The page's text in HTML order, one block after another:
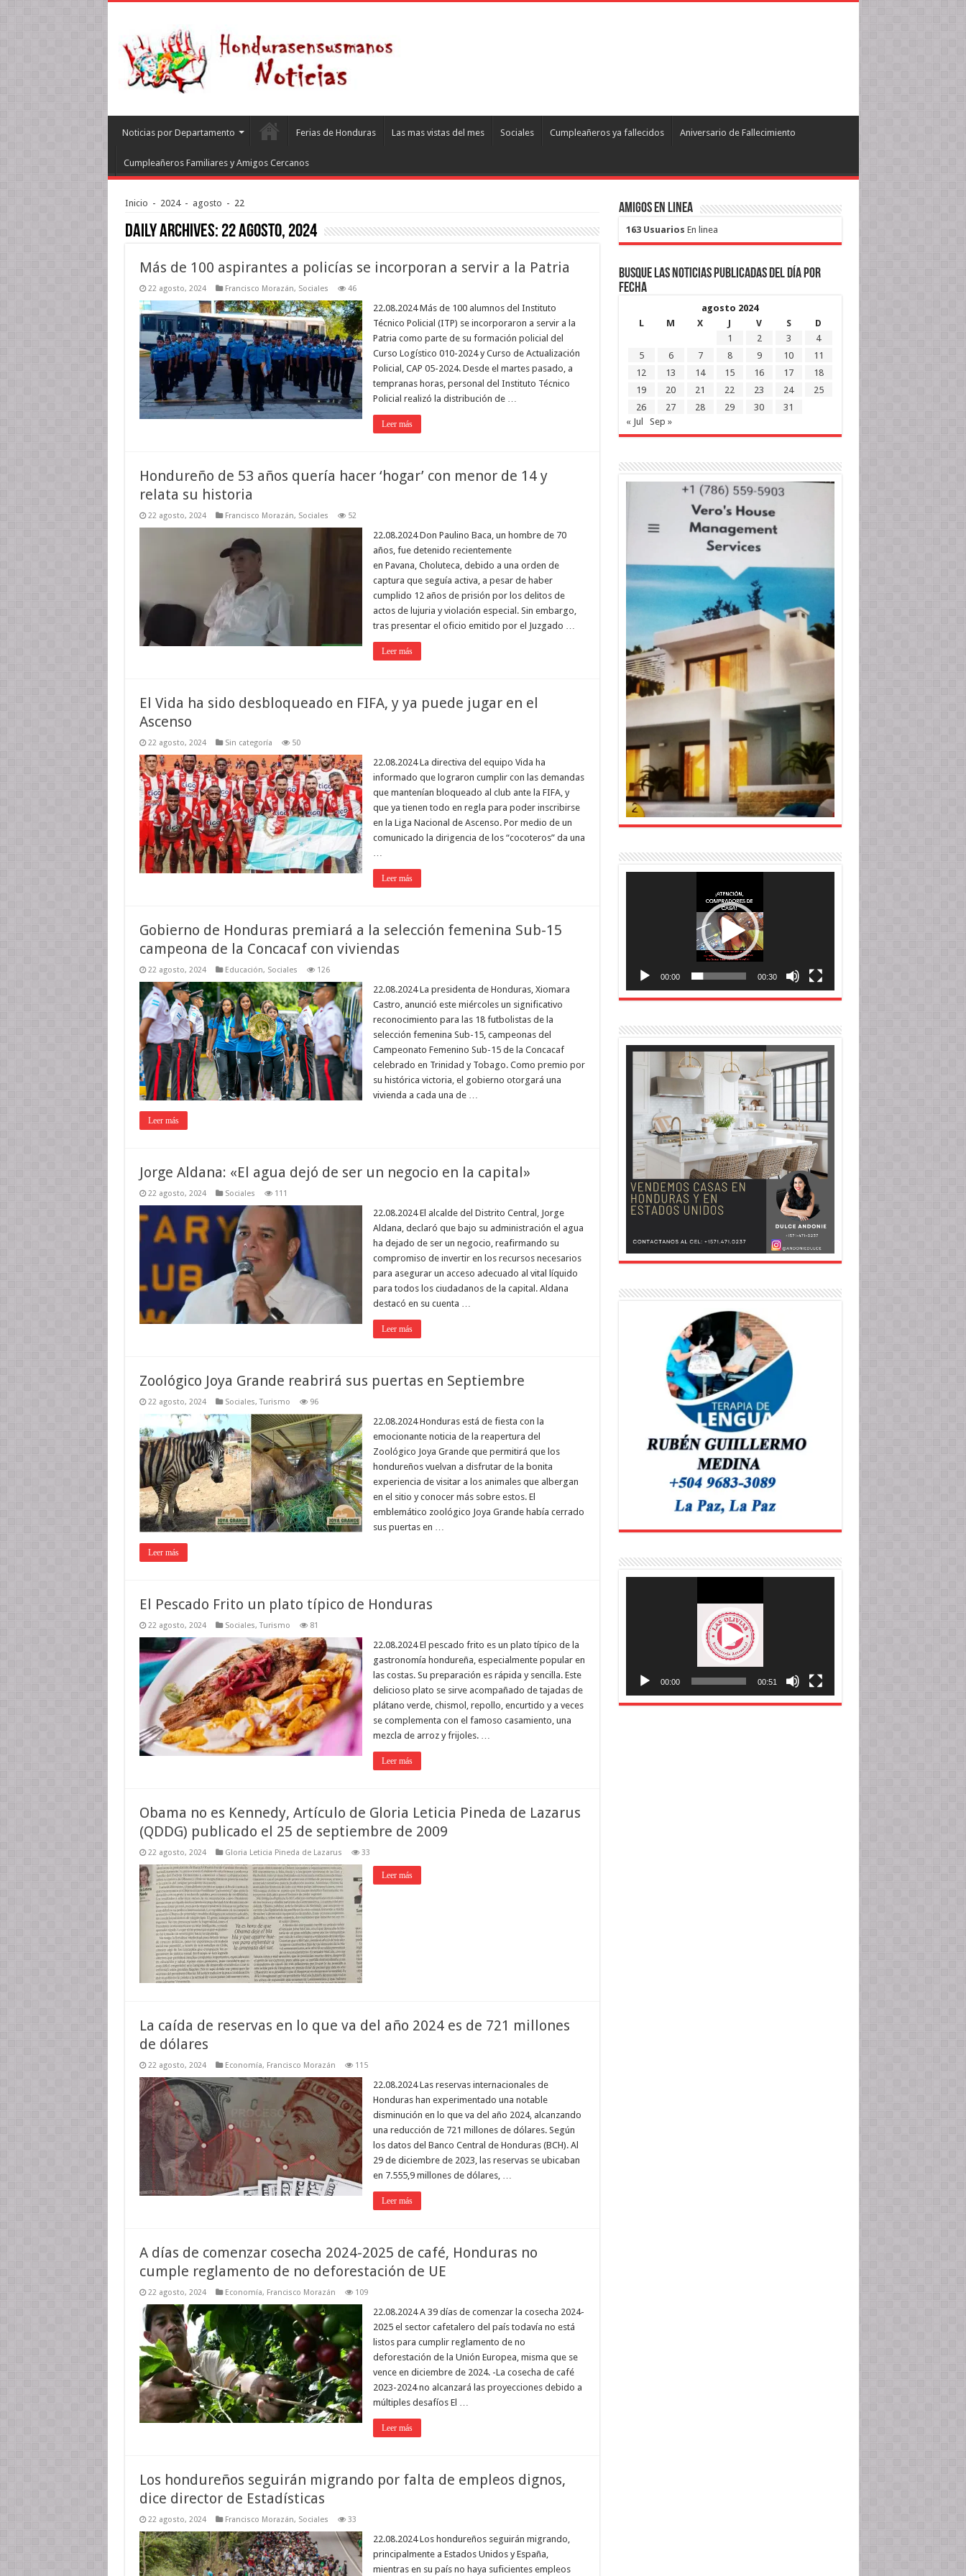
Noticias por Departamento Ferias de Honduras Las mas vistas del mes Sociales Cumpleañeros ya fallecidos Aniversario de Fallecimiento
Cumpleañeros Familiares y Amigos Cercanos
Inicio - 2024 - agosto - 22
Daily Archives: 22 agosto, 2024
Más de 100 aspirantes a policías se incorporan a servir a la Patria
22 agosto, 2024 Francisco Morazán, Sociales 46
22.08.2024 Más de 100 alumnos del Instituto
Técnico Policial (ITP) se incorporaron a servir a la
Patria como parte de su formación policial del
Curso Logístico 010-2024 y Curso de Actualización
Policial, CAP 05-2024. Desde el martes pasado, a
tempranas horas, personal del Instituto Técnico
Policial realizó la distribución de …
Leer más
Hondureño de 53 años quería hacer ‘hogar’ con menor de 14 y
relata su historia
22 agosto, 2024 Francisco Morazán, Sociales 52
22.08.2024 Don Paulino Baca, un hombre de 70
años, fue detenido recientemente
en Pavana, Choluteca, debido a una orden de
captura que seguía activa, a pesar de haber
cumplido 12 años de prisión por los delitos de
actos de lujuria y violación especial. Sin embargo,
tras presentar el oficio emitido por el Juzgado …
Leer más
El Vida ha sido desbloqueado en FIFA, y ya puede jugar en el
Ascenso
22 agosto, 2024 Sin categoría 50
22.08.2024 La directiva del equipo Vida ha
informado que lograron cumplir con las demandas
que mantenían bloqueado al club ante la FIFA, y
que ya tienen todo en regla para poder inscribirse
en la Liga Nacional de Ascenso. Por medio de un
comunicado la dirigencia de los “cocoteros” da una
…
Leer más
Gobierno de Honduras premiará a la selección femenina Sub-15
campeona de la Concacaf con viviendas
22 agosto, 2024 Educación, Sociales 126
22.08.2024 La presidenta de Honduras, Xiomara
Castro, anunció este miércoles un significativo
reconocimiento para las 18 futbolistas de la
selección femenina Sub-15, campeonas del
Campeonato Femenino Sub-15 de la Concacaf
celebrado en Trinidad y Tobago. Como premio por
su histórica victoria, el gobierno otorgará una
vivienda a cada una de …
Leer más
Jorge Aldana: «El agua dejó de ser un negocio en la capital»
22 agosto, 2024 Sociales 111
22.08.2024 El alcalde del Distrito Central, Jorge
Aldana, declaró que bajo su administración el agua
ha dejado de ser un negocio, reafirmando su
compromiso de invertir en los recursos necesarios
para asegurar un acceso adecuado al vital líquido
para todos los ciudadanos de la capital. Aldana
destacó en su cuenta …
Leer más
Zoológico Joya Grande reabrirá sus puertas en Septiembre
22 agosto, 2024 Sociales,Turismo 96
22.08.2024 Honduras está de fiesta con la
emocionante noticia de la reapertura del
Zoológico Joya Grande que permitirá que los
hondureños vuelvan a disfrutar de la bonita
experiencia de visitar a los animales que albergan
en el sitio y conocer más sobre estos. El
emblemático zoológico Joya Grande había cerrado
sus puertas en …
Leer más
El Pescado Frito un plato típico de Honduras
22 agosto, 2024 Sociales,Turismo 81
22.08.2024 El pescado frito es un plato típico de la
gastronomía hondureña, especialmente popular en
las costas. Su preparación es rápida y sencilla. Este
delicioso plato se sirve acompañado de tajadas de
plátano verde, chismol, repollo, encurtido y a veces
se complementa con el famoso casamiento, una
mezcla de arroz y frijoles. …
Leer más
Obama no es Kennedy, Artículo de Gloria Leticia Pineda de Lazarus
(QDDG) publicado el 25 de septiembre de 2009
22 agosto, 2024 Gloria Leticia Pineda de Lazarus 33
Leer más
La caída de reservas en lo que va del año 2024 es de 721 millones
de dólares
22 agosto, 2024 Economía, Francisco Morazán 115
22.08.2024 Las reservas internacionales de
Honduras han experimentado una notable
disminución en lo que va del año 2024, alcanzando
una reducción de 721 millones de dólares. Según
los datos del Banco Central de Honduras (BCH). Al
29 de diciembre de 2023, las reservas se ubicaban
en 7.555,9 millones de dólares, …
Leer más
A días de comenzar cosecha 2024-2025 de café, Honduras no
cumple reglamento de no deforestación de UE
22 agosto, 2024 Economía, Francisco Morazán 109
22.08.2024 A 39 días de comenzar la cosecha 2024-
2025 el sector cafetalero del país todavía no está
listos para cumplir reglamento de no
deforestación de la Unión Europea, misma que se
vence en diciembre de 2024. -La cosecha de café
2023-2024 no alcanzará las proyecciones debido a
múltiples desafíos El …
Leer más
Los hondureños seguirán migrando por falta de empleos dignos,
dice director de Estadísticas
22 agosto, 2024 Francisco Morazán, Sociales 33
22.08.2024 Los hondureños seguirán migrando,
principalmente a Estados Unidos y España,
mientras en su país no haya suficientes empleos
Amigos en Linea
163 Usuarios En linea
Busque las noticias publicadas del día por
fecha
agosto 2024
L
M X J V S
D
1
2 3
4
5
6 7 8 9 10
11
12
13 14 15 16 17
18
19
20 21 22 23 24
25
26
27 28 29 30
31
« Jul
Sep »
00:00 00:30
00:00 00:51